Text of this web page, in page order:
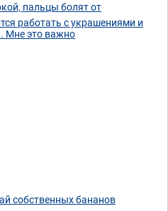
пальцы болят от
работать с украшениями и
Мне это важно
собственных бананов